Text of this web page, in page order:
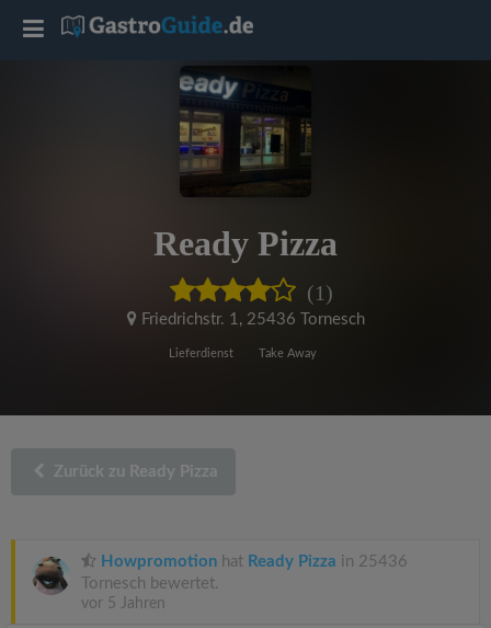
Ready Pizza
(1)
Friedrichstr. 1, 25436 Tornesch
Lieferdienst Take Away
Zurück zu Ready Pizza
Howpromotion hat Ready Pizza in 25436
Tornesch bewertet.
vor 5 Jahren
T